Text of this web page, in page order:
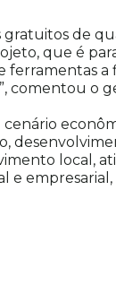
de
que é
comentou o
local,
e